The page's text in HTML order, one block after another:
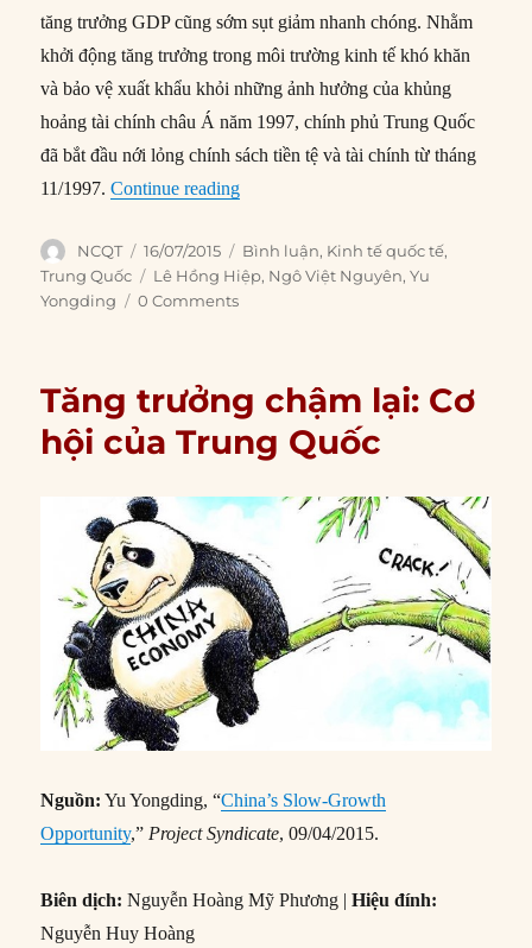
tăng trưởng GDP cũng sớm sụt giảm nhanh chóng. Nhằm
khởi động tăng trưởng trong môi trường kinh tế khó khăn
và bảo vệ xuất khẩu khỏi những ảnh hưởng của khủng
hoảng tài chính châu Á năm 1997, chính phủ Trung Quốc
đã bắt đầu nới lỏng chính sách tiền tệ và tài chính từ tháng
11/1997.Continue reading“Trung Quốc có thể đánh bại giảm
Author
NCQT
Posted
on
16/07/2015 Categories
Bình luận, Kinh tế quốc tế,
Trung Quốc
Tags
Lê Hồng Hiệp, Ngô Việt Nguyên,Yu
Yongding
0 Comments
Tăng trưởng chậm lại: Cơ
hội của Trung Quốc
Nguồn: Yu Yongding, “China’s Slow-Growth
Opportunity,” Project Syndicate, 09/04/2015.
Biên dịch: Nguyễn Hoàng Mỹ Phương |Hiệu đính:
Nguyễn Huy Hoàng